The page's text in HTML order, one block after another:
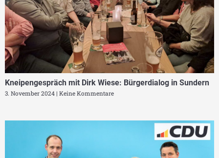
Kneipengespräch mit Dirk Wiese: Bürgerdialog in Sundern
3. November 2024 Keine Kommentare